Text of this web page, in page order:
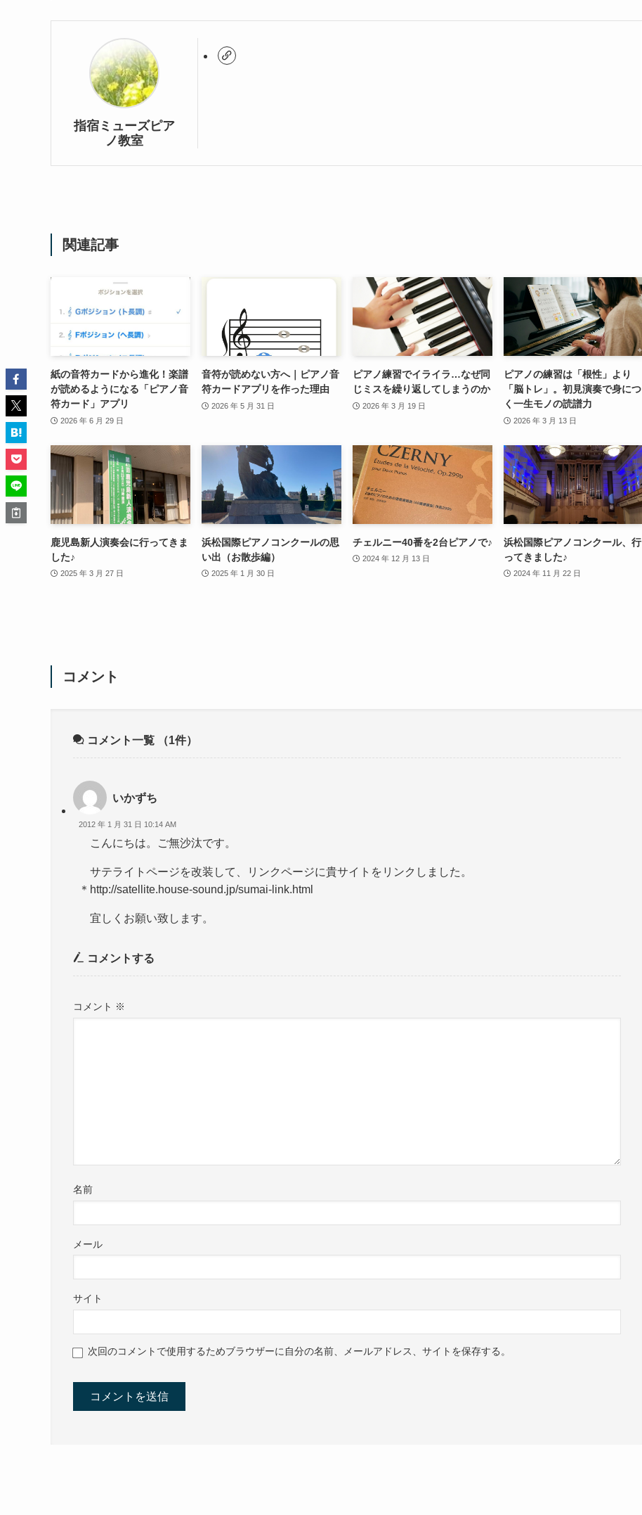
指宿ミューズピア
ノ教室
関連記事
紙の音符カードから進化！楽譜
が読めるようになる「ピアノ音
符カード」アプリ
2026 年 6 月 29 日
音符が読めない方へ｜ピアノ音
符カードアプリを作った理由
2026 年 5 月 31 日
ピアノ練習でイライラ…なぜ同
じミスを繰り返してしまうのか
2026 年 3 月 19 日
ピアノの練習は「根性」より
「脳トレ」。初見演奏で身につ
く一生モノの読譜力
2026 年 3 月 13 日
鹿児島新人演奏会に行ってきま
した♪
2025 年 3 月 27 日
浜松国際ピアノコンクールの思
い出（お散歩編）
2025 年 1 月 30 日
チェルニー40番を2台ピアノで♪
2024 年 12 月 13 日
浜松国際ピアノコンクール、行
ってきました♪
2024 年 11 月 22 日
コメント
コメント一覧 （1件）
いかずち
2012 年 1 月 31 日 10:14 AM
こんにちは。ご無沙汰です。
サテライトページを改装して、リンクページに貴サイトをリンクしました。
＊http://satellite.house-sound.jp/sumai-link.html
宜しくお願い致します。
コメントする
コメント ※
名前
メール
サイト
次回のコメントで使用するためブラウザーに自分の名前、メールアドレス、サイトを保存する。